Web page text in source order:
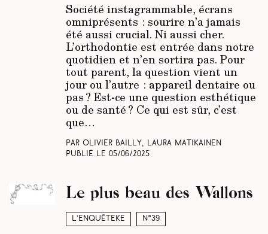
Société instagrammable, écrans
omniprésents : sourire n’a jamais
été aussi crucial. Ni aussi cher.
L’orthodontie est entrée dans notre
quotidien et n’en sortira pas. Pour
tout parent, la question vient un
jour ou l’autre : appareil dentaire ou
pas ? Est-ce une question esthétique
ou de santé ? Ce qui est sûr, c’est
que…
Par Olivier Bailly, Laura Matikainen
Publié le 05/06/2025
L’enquêteke N°39
Le plus beau des Wallons